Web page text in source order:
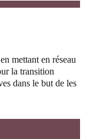
mettant en réseau
la transition
dans le but de les